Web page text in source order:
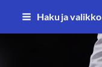
Siirry
Haku ja valikko